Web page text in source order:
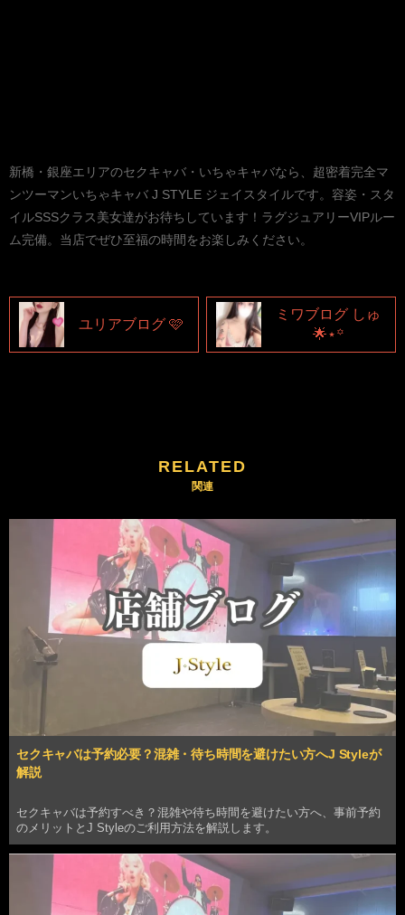
新橋・銀座エリアのセクキャバ・いちゃキャバなら、超密着完全マ
ンツーマンいちゃキャバ J STYLE ジェイスタイルです。容姿・スタ
イルSSSクラス美女達がお待ちしています！ラグジュアリーVIPルー
ム完備。当店でぜひ至福の時間をお楽しみください。
ユリアブログ 🩷
ミワブログ しゅ
🌟⋆꙳
RELATED
セクキャバは予約必要？混雑・待ち時間を避けたい方へJ Styleが
解説
セクキャバは予約すべき？混雑や待ち時間を避けたい方へ、事前予約
のメリットとJ Styleのご利用方法を解説します。